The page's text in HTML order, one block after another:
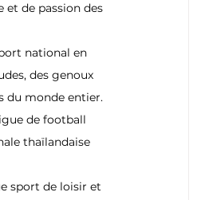
de passion des
national en
des genoux
du monde entier.
de football
thaïlandaise
sport de loisir et